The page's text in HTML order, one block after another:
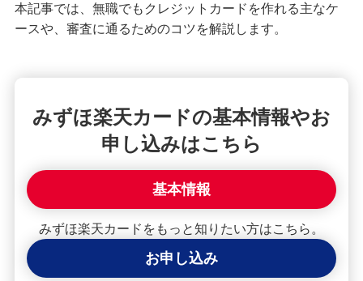
クレジットカードの利用限度額はどう決まる？仕
組みや確認方法、増やす方法を紹介
【クレジットカード初心者向け】使い方や使える
場所、ポイントの貯め方を紹介
クレジットカードの住所変更手続を紹介！タイミ
クレジットカードで分割払い・あとから分割を利
用する手順は？手数料やメリットも紹介
本記事では、無職でもクレジットカードを作れる主なケ
ースや、審査に通るためのコツを解説します。
みずほ楽天カードの基本情報やお
申し込みはこちら
基本情報
みずほ楽天カードをもっと知りたい方はこちら。
お申し込み